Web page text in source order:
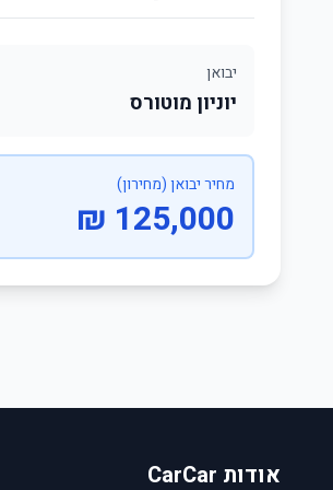
יבואן
יוניון מוטורס
מחיר יבואן (מחירון)
125,000 ₪
אודות CarCar